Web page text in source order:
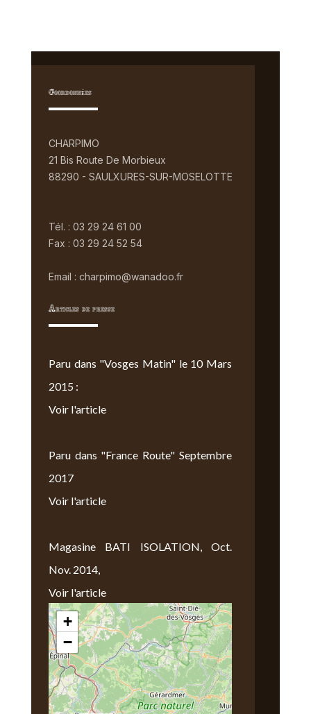
Coordonnées
CHARPIMO
21 Bis Route De Morbieux
88290 - SAULXURES-SUR-MOSELOTTE
Tél. : 03 29 24 61 00
Fax : 03 29 24 52 54
Email : charpimo@wanadoo.fr
Articles de presse
Paru dans "Vosges Matin" le 10 Mars
2015 :
Voir l'article
Paru dans "France Route" Septembre
2017
Voir l'article
Magasine BATI ISOLATION, Oct.
Nov. 2014,
Voir l'article
Nous Trouver
+
−